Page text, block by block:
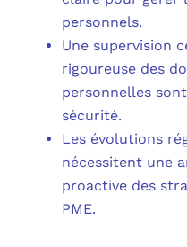
personnels.
Une supervision
rigoureuse des
personnelles
sécurité.
Les évolutions
nécessitent une
proactive des
PME.